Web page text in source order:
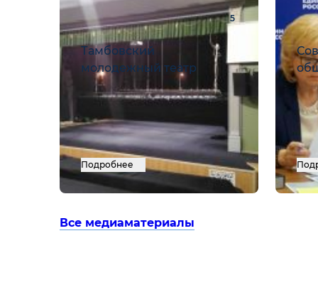
5
Тамбовский
молодежный театр
Подробнее
Все медиаматериалы